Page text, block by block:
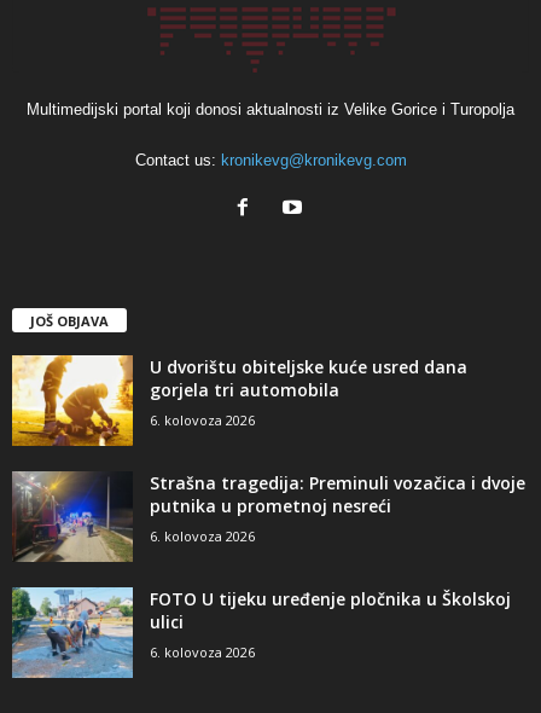
Multimedijski portal koji donosi aktualnosti iz Velike Gorice i Turopolja
Contact us: kronikevg@kronikevg.com
JOŠ OBJAVA
U dvorištu obiteljske kuće usred dana
gorjela tri automobila
6. kolovoza 2026
Strašna tragedija: Preminuli vozačica i dvoje
putnika u prometnoj nesreći
6. kolovoza 2026
FOTO U tijeku uređenje pločnika u Školskoj
ulici
6. kolovoza 2026